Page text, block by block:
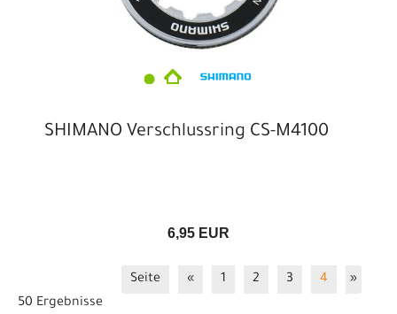
SHIMANO Verschlussring CS-M4100
6,95 EUR
Seite « 1 2 3 4
»
50 Ergebnisse